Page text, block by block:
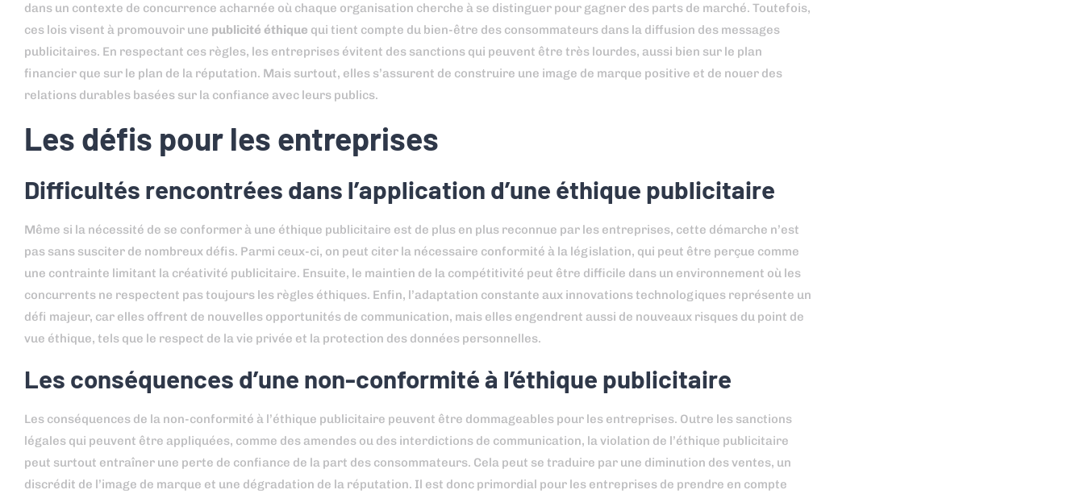
dans un contexte de concurrence acharnée où chaque organisation cherche à se distinguer pour gagner des parts de marché. Toutefois,
ces lois visent à promouvoir une publicité éthique qui tient compte du bien-être des consommateurs dans la diffusion des messages
publicitaires. En respectant ces règles, les entreprises évitent des sanctions qui peuvent être très lourdes, aussi bien sur le plan
financier que sur le plan de la réputation. Mais surtout, elles s’assurent de construire une image de marque positive et de nouer des
relations durables basées sur la confiance avec leurs publics.
Les défis pour les entreprises
Difficultés rencontrées dans l’application d’une éthique publicitaire
Même si la nécessité de se conformer à une éthique publicitaire est de plus en plus reconnue par les entreprises, cette démarche n’est
pas sans susciter de nombreux défis. Parmi ceux-ci, on peut citer la nécessaire conformité à la législation, qui peut être perçue comme
une contrainte limitant la créativité publicitaire. Ensuite, le maintien de la compétitivité peut être difficile dans un environnement où les
concurrents ne respectent pas toujours les règles éthiques. Enfin, l’adaptation constante aux innovations technologiques représente un
défi majeur, car elles offrent de nouvelles opportunités de communication, mais elles engendrent aussi de nouveaux risques du point de
vue éthique, tels que le respect de la vie privée et la protection des données personnelles.
Les conséquences d’une non-conformité à l’éthique publicitaire
Les conséquences de la non-conformité à l’éthique publicitaire peuvent être dommageables pour les entreprises. Outre les sanctions
légales qui peuvent être appliquées, comme des amendes ou des interdictions de communication, la violation de l’éthique publicitaire
peut surtout entraîner une perte de confiance de la part des consommateurs. Cela peut se traduire par une diminution des ventes, un
discrédit de l’image de marque et une dégradation de la réputation. Il est donc primordial pour les entreprises de prendre en compte